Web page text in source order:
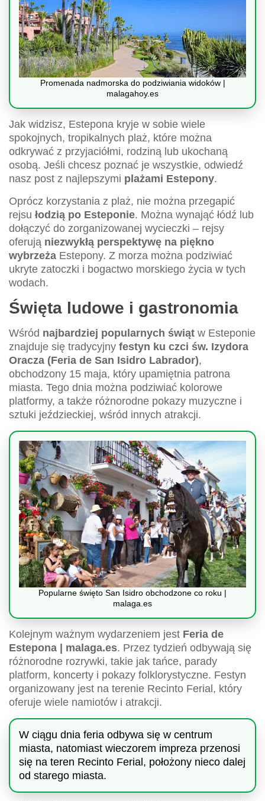
Promenada nadmorska do podziwiania widoków |
malagahoy.es
Jak widzisz, Estepona kryje w sobie wiele
spokojnych, tropikalnych plaż, które można
odkrywać z przyjaciółmi, rodziną lub ukochaną
osobą. Jeśli chcesz poznać je wszystkie, odwiedź
nasz post z najlepszymi plażami Estepony.
Oprócz korzystania z plaż, nie można przegapić
rejsu łodzią po Esteponie. Można wynająć łódź lub
dołączyć do zorganizowanej wycieczki – rejsy
oferują niezwykłą perspektywę na piękno
wybrzeża Estepony. Z morza można podziwiać
ukryte zatoczki i bogactwo morskiego życia w tych
wodach.
Święta ludowe i gastronomia
Wśród najbardziej popularnych świąt w Esteponie
znajduje się tradycyjny festyn ku czci św. Izydora
Oracza (Feria de San Isidro Labrador),
obchodzony 15 maja, który upamiętnia patrona
miasta. Tego dnia można podziwiać kolorowe
platformy, a także różnorodne pokazy muzyczne i
sztuki jeździeckiej, wśród innych atrakcji.
Popularne święto San Isidro obchodzone co roku |
malaga.es
Kolejnym ważnym wydarzeniem jest Feria de
Estepona | malaga.es. Przez tydzień odbywają się
różnorodne rozrywki, takie jak tańce, parady
platform, koncerty i pokazy folklorystyczne. Festyn
organizowany jest na terenie Recinto Ferial, który
oferuje wiele namiotów i atrakcji.
W ciągu dnia feria odbywa się w centrum
miasta, natomiast wieczorem impreza przenosi
się na teren Recinto Ferial, położony nieco dalej
od starego miasta.